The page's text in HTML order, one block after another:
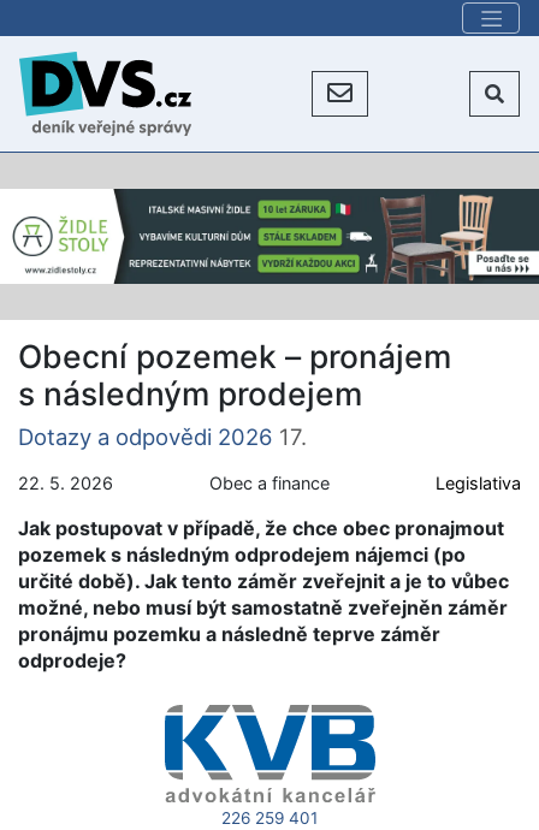
Obecní pozemek – pronájem
s následným prodejem
Dotazy a odpovědi 2026 17.
22. 5. 2026 Obec a finance Legislativa
Jak postupovat v případě, že chce obec pronajmout
pozemek s následným odprodejem nájemci (po
určité době). Jak tento záměr zveřejnit a je to vůbec
možné, nebo musí být samostatně zveřejněn záměr
pronájmu pozemku a následně teprve záměr
odprodeje?
226 259 401